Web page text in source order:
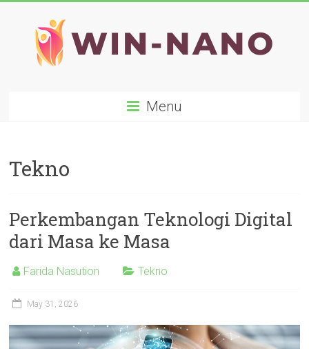
content
Menu
Tekno
Perkembangan Teknologi Digital
dari Masa ke Masa
Farida Nasution Tekno
May 31, 2026